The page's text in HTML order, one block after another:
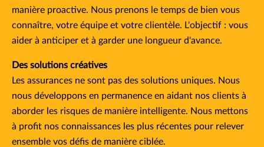
manière proactive. Nous prenons le temps de bien vous
connaître, votre équipe et votre clientèle. L'objectif : vous
aider à anticiper et à garder une longueur d'avance.
Des solutions créatives
Les assurances ne sont pas des solutions uniques. Nous
nous développons en permanence en aidant nos clients à
aborder les risques de manière intelligente. Nous mettons
à profit nos connaissances les plus récentes pour relever
ensemble vos défis de manière ciblée.